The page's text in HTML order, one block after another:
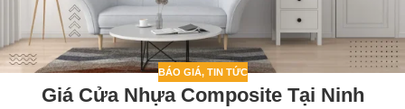
BÁO GIÁ, TIN TỨC
Giá Cửa Nhựa Composite Tại Ninh